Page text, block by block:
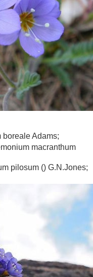
Adams;
macranthum
pilosum () G.N.Jones;